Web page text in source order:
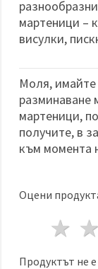
мартеници –
висулки,
Моля,
разминаване
мартеници,
получите, в
към момента
Оцени
1
Продуктът не